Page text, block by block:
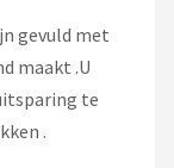
gevuld met
maakt .U
te
.